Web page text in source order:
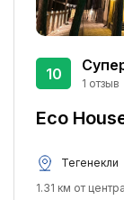
Eco
1 отзыв
10
Тегенекли
1.31 км от центра